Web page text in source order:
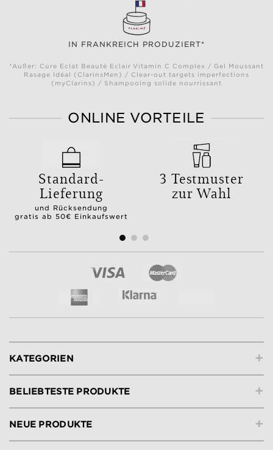
IN FRANKREICH PRODUZIERT*
*Außer: Cure Eclat Beauté Eclair Vitamin C Complex / Gel Moussant
Rasage Idéal (ClarinsMen) / Clear-out targets imperfections
(myClarins) / Shampooing solide nourrissant
ONLINE VORTEILE
Standard-
Lieferung
und Rücksendung
gratis ab 50€ Einkaufswert
3 Testmuster
zur Wahl
+
KATEGORIEN
+
BELIEBTESTE PRODUKTE
+
NEUE PRODUKTE